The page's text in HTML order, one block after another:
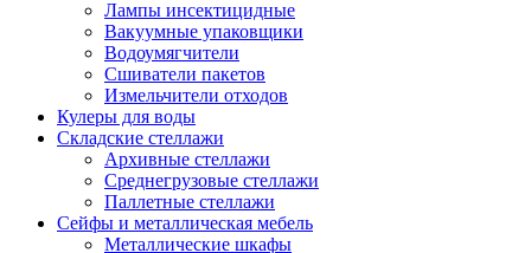
Лампы инсектицидные
Вакуумные упаковщики
Водоумягчители
Сшиватели пакетов
Измельчители отходов
Кулеры для воды
Складские стеллажи
Архивные стеллажи
Среднегрузовые стеллажи
Паллетные стеллажи
Сейфы и металлическая мебель
Металлические шкафы